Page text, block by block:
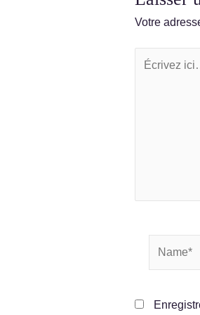
Votre
ici…